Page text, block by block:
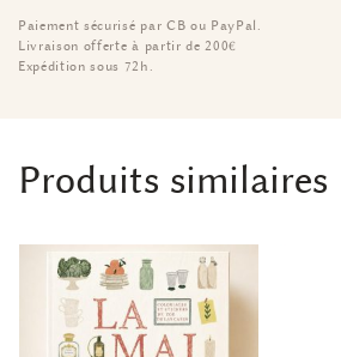
Paiement sécurisé par CB ou PayPal.
Livraison offerte à partir de 200€
Expédition sous 72h.
Produits similaires